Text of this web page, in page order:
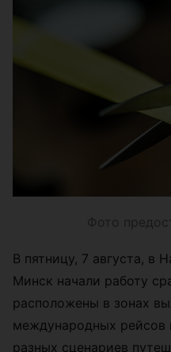
Фото
В пятницу, 7 августа, в
Минск начали работу
расположены в зонах
международных рейсов
разных сценариев